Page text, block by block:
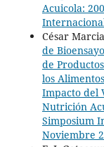
Acuicola:
César
de
de
los
Impacto del
Nutrición
Simposium
Noviembre